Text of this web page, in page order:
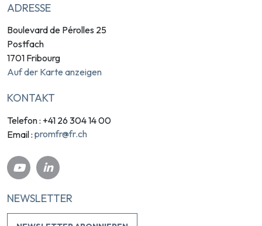
ADRESSE
Boulevard de Pérolles 25
Postfach
1701 Fribourg
Auf der Karte anzeigen
KONTAKT
Telefon : +41 26 304 14 00
Email : promfr@fr.ch
NEWSLETTER